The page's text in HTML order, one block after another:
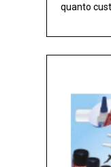
quanto